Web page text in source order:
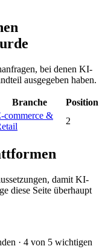
bei denen KI-
ausgegeben haben.
Branche
Position
commerce &
2
damit KI-
diese Seite überhaupt
· 4 von 5 wichtigen